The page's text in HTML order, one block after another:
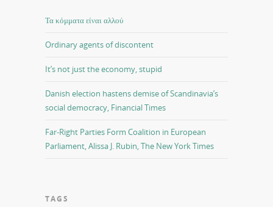
Τα κόμματα είναι αλλού
Ordinary agents of discontent
It’s not just the economy, stupid
Danish election hastens demise of Scandinavia’s
social democracy, Financial Times
Far-Right Parties Form Coalition in European
Parliament, Alissa J. Rubin, The New York Times
TAGS